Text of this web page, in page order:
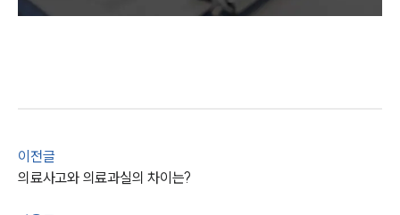
이전글
의료사고와 의료과실의 차이는?